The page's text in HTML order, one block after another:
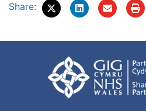
Share: